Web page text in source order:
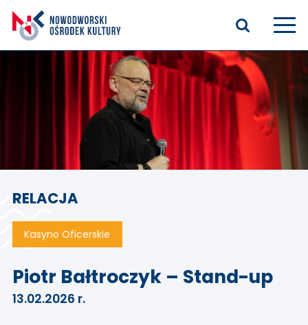
Kasyno Oficerskie
Zajęcia stałe
Kontakt
RELACJA
Kasyno Oficerskie
Piotr Bałtroczyk – Stand-up
13.02.2026 r.